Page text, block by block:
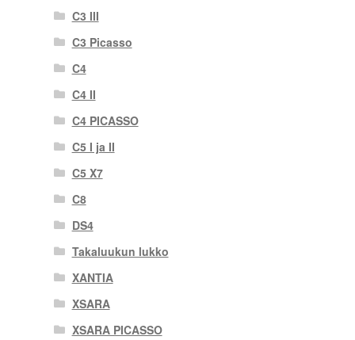
C3 III
C3 Picasso
C4
C4 II
C4 PICASSO
C5 I ja II
C5 X7
C8
DS4
Takaluukun lukko
XANTIA
XSARA
XSARA PICASSO